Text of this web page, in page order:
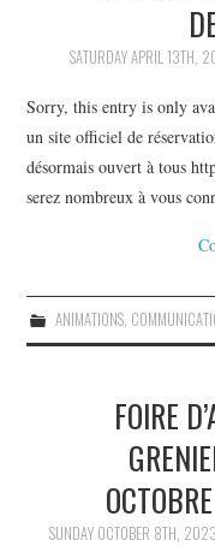
SATURDAY APRIL 13TH,
Sorry, this entry is only
un site officiel de
désormais ouvert à tous
serez nombreux à vous
ANIMATIONS,
FOIRE
SUNDAY OCTOBER 8TH, 2023